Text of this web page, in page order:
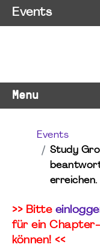
Menu
Events
Study
>> Bitte
für ein Chapter-
können! <<
Events